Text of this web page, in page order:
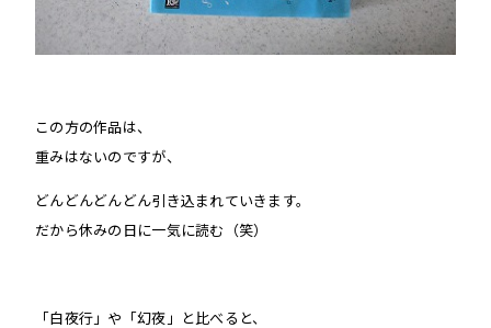
この方の作品は、
重みはないのですが、
どんどんどんどん引き込まれていきます。
だから休みの日に一気に読む（笑）
「白夜行」や「幻夜」と比べると、